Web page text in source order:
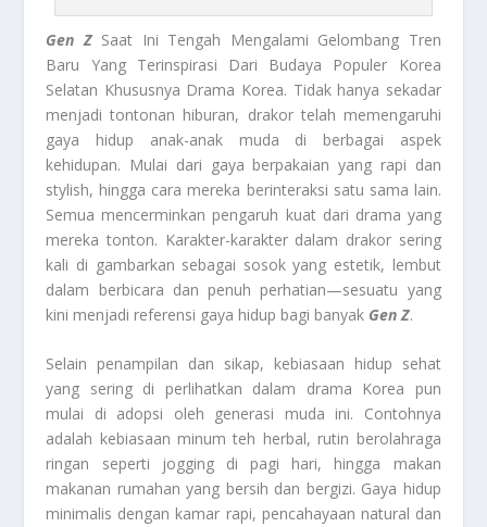
Gen ZSaat Ini Tengah Mengalami Gelombang Tren
Baru Yang Terinspirasi Dari Budaya Populer Korea
Selatan Khususnya Drama Korea. Tidak hanya sekadar
menjadi tontonan hiburan, drakor telah memengaruhi
gaya hidup anak-anak muda di berbagai aspek
kehidupan. Mulai dari gaya berpakaian yang rapi dan
stylish, hingga cara mereka berinteraksi satu sama lain.
Semua mencerminkan pengaruh kuat dari drama yang
mereka tonton. Karakter-karakter dalam drakor sering
kali di gambarkan sebagai sosok yang estetik, lembut
dalam berbicara dan penuh perhatian—sesuatu yang
kini menjadi referensi gaya hidup bagi banyak Gen Z.
Selain penampilan dan sikap, kebiasaan hidup sehat
yang sering di perlihatkan dalam drama Korea pun
mulai di adopsi oleh generasi muda ini. Contohnya
adalah kebiasaan minum teh herbal, rutin berolahraga
ringan seperti jogging di pagi hari, hingga makan
makanan rumahan yang bersih dan bergizi. Gaya hidup
minimalis dengan kamar rapi, pencahayaan natural dan